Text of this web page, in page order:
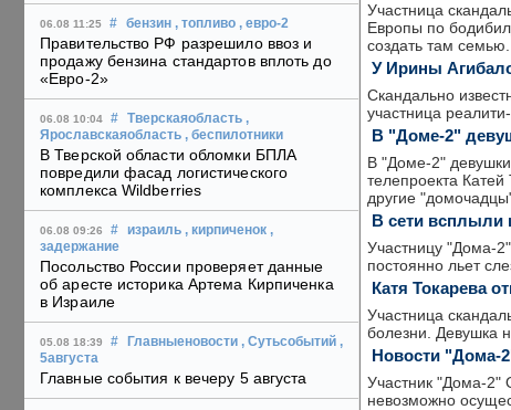
06.08 11:25 # бензин , топливо , евро-2
Правительство РФ разрешило ввоз и
продажу бензина стандартов вплоть до
«Евро-2»
06.08 10:04 # Тверскаяобласть ,
Ярославскаяобласть , беспилотники
В Тверской области обломки БПЛА
повредили фасад логистического
комплекса Wildberries
06.08 09:26 # израиль , кирпиченок ,
задержание
Посольство России проверяет данные
об аресте историка Артема Кирпиченка
в Израиле
05.08 18:39 # Главныеновости , Сутьсобытий ,
5августа
Главные события к вечеру 5 августа
Участница
Европы по
создать там семью.
У Ирины
Скандально
участница
В "Доме-2"
В "Доме-2" девушки
телепроекта
другие
В сети всплыли
Участницу "Дома-
постоянно льет
Катя Токарева
Участница
болезни. Девушка
Новости "Дома-
Участник "Дома-2"
невозможно